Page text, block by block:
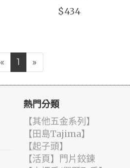
$434
« 1 »
熱門分類
【其他五金系列】
【田島Tajima】
【起子頭】
【活頁】門片鉸鍊